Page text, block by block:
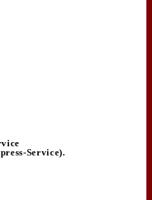
Service).